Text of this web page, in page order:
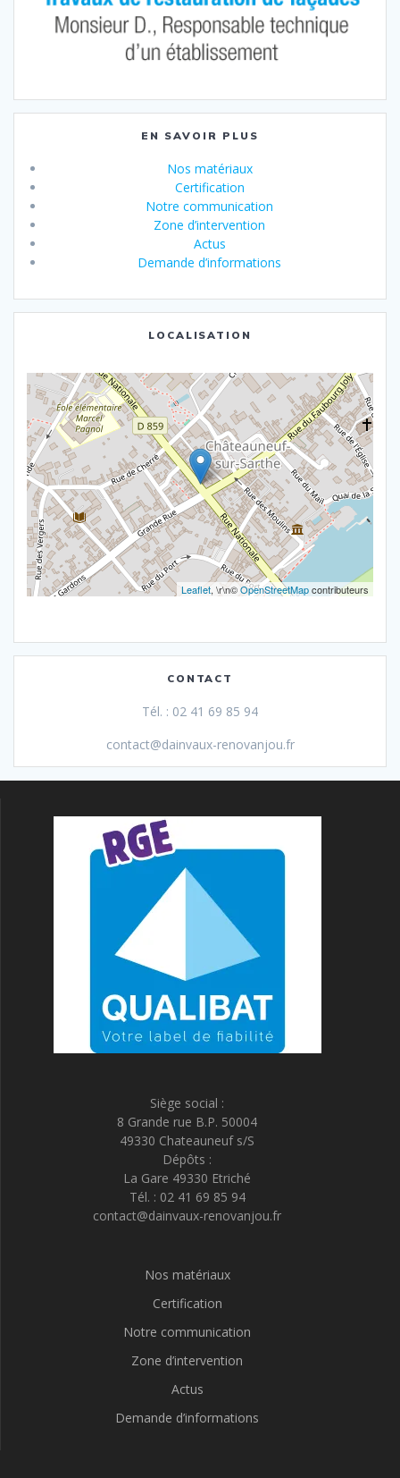
EN SAVOIR PLUS
Nos matériaux
Certification
Notre communication
Zone d’intervention
Actus
Demande d’informations
LOCALISATION
Leaflet, \r\n©OpenStreetMapcontributeurs
CONTACT
Tél. : 02 41 69 85 94
contact@dainvaux-renovanjou.fr
Siège social :
8 Grande rue B.P. 50004
49330 Chateauneuf s/S
Dépôts :
La Gare 49330 Etriché
Tél. : 02 41 69 85 94
contact@dainvaux-renovanjou.fr
Nos matériaux
Certification
Notre communication
Zone d’intervention
Actus
Demande d’informations